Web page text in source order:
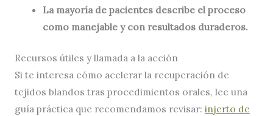
La mayoría de pacientes describe el proceso
como manejable y con resultados duraderos.
Recursos útiles y llamada a la acción
Si te interesa cómo acelerar la recuperación de
tejidos blandos tras procedimientos orales, lee una
guía práctica que recomendamos revisar: injerto de